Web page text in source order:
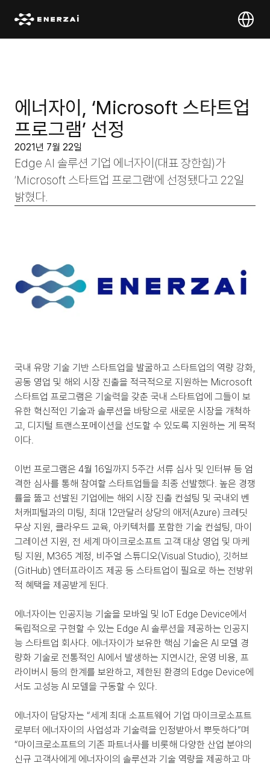
에너자이, ‘Microsoft 스타트업
프로그램’ 선정
2021년 7월 22일
Edge AI 솔루션 기업 에너자이(대표 장한힘)가
‘Microsoft 스타트업 프로그램’에 선정됐다고 22일
밝혔다.
국내 유망 기술 기반 스타트업을 발굴하고 스타트업의 역량 강화,
공동 영업 및 해외 시장 진출을 적극적으로 지원하는 Microsoft
스타트업 프로그램은 기술력을 갖춘 국내 스타트업에 그들이 보
유한 혁신적인 기술과 솔루션을 바탕으로 새로운 시장을 개척하
고, 디지털 트랜스포메이션을 선도할 수 있도록 지원하는 게 목적
이다.
이번 프로그램은 4월 16일까지 5주간 서류 심사 및 인터뷰 등 엄
격한 심사를 통해 참여할 스타트업들을 최종 선발했다. 높은 경쟁
률을 뚫고 선발된 기업에는 해외 시장 진출 컨설팅 및 국내외 벤
처캐피털과의 미팅, 최대 12만달러 상당의 애저(Azure) 크레딧
무상 지원, 클라우드 교육, 아키텍처를 포함한 기술 컨설팅, 마이
그레이션 지원, 전 세계 마이크로소프트 고객 대상 영업 및 마케
팅 지원, M365 계정, 비주얼 스튜디오(Visual Studio), 깃허브
(GitHub) 엔터프라이즈 제공 등 스타트업이 필요로 하는 전방위
적 혜택을 제공받게 된다.
에너자이는 인공지능 기술을 모바일 및 IoT Edge Device에서
독립적으로 구현할 수 있는 Edge AI 솔루션을 제공하는 인공지
능 스타트업 회사다. 에너자이가 보유한 핵심 기술은 AI 모델 경
량화 기술로 전통적인 AI에서 발생하는 지연시간, 운영 비용, 프
라이버시 등의 한계를 보완하고, 제한된 환경의 Edge Device에
서도 고성능 AI 모델을 구동할 수 있다.
에너자이 담당자는 “세계 최대 소프트웨어 기업 마이크로소프트
로부터 에너자이의 사업성과 기술력을 인정받아서 뿌듯하다”며
“마이크로소프트의 기존 파트너사를 비롯해 다양한 산업 분야의
신규 고객사에게 에너자이의 솔루션과 기술 역량을 제공하고 마